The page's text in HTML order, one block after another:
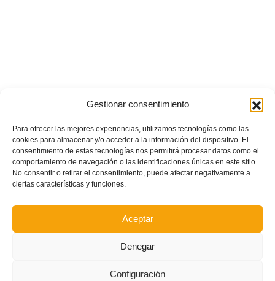
Gestionar consentimiento
Para ofrecer las mejores experiencias, utilizamos tecnologías como las
cookies para almacenar y/o acceder a la información del dispositivo. El
consentimiento de estas tecnologías nos permitirá procesar datos como el
comportamiento de navegación o las identificaciones únicas en este sitio.
No consentir o retirar el consentimiento, puede afectar negativamente a
ciertas características y funciones.
Aceptar
Denegar
Configuración